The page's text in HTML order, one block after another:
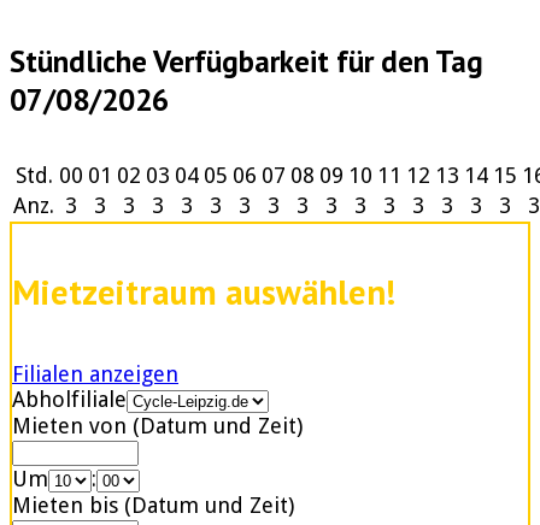
Stündliche Verfügbarkeit für den Tag
07/08/2026
Std. 00 01 02 03 04 05 06 07 08 09 10 11 12 13 14 15
Anz. 3 3 3 3 3 3 3 3 3 3 3 3 3 3 3 3 3
Mietzeitraum auswählen!
Filialen anzeigen
Abholfiliale
Mieten von (Datum und Zeit)
Um
:
Mieten bis (Datum und Zeit)